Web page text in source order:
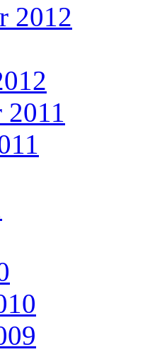
2012
2011